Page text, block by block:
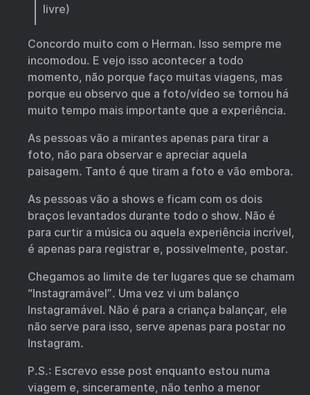
livre)
Concordo muito com o Herman. Isso sempre me
incomodou. E vejo isso acontecer a todo
momento, não porque faço muitas viagens, mas
porque eu observo que a foto/vídeo se tornou há
muito tempo mais importante que a experiência.
As pessoas vão a mirantes apenas para tirar a
foto, não para observar e apreciar aquela
paisagem. Tanto é que tiram a foto e vão embora.
As pessoas vão a shows e ficam com os dois
braços levantados durante todo o show. Não é
para curtir a música ou aquela experiência incrível,
é apenas para registrar e, possivelmente, postar.
Chegamos ao limite de ter lugares que se chamam
“Instagramável”. Uma vez vi um balanço
Instagramável. Não é para a criança balançar, ele
não serve para isso, serve apenas para postar no
Instagram.
P.S.: Escrevo esse post enquanto estou numa
viagem e, sinceramente, não tenho a menor